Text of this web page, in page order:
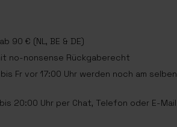
90 € (NL, BE & DE)
no-nonsense Rückgaberecht
Fr vor 17:00 Uhr werden noch am selben
20:00 Uhr per Chat, Telefon oder E-Mail